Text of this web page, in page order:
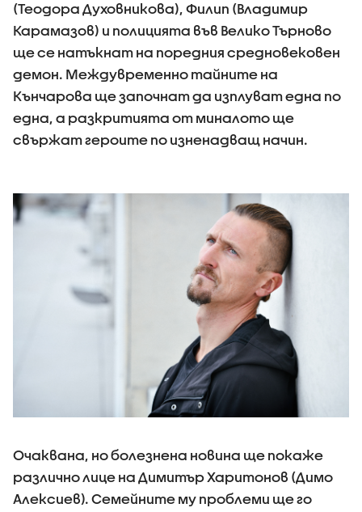
(Теодора Духовникова), Филип (Владимир
Карамазов) и полицията във Велико Търново
ще се натъкнат на поредния средновековен
демон. Междувременно тайните на
Кънчарова ще започнат да изплуват една по
една, а разкритията от миналото ще
свържат героите по изненадващ начин.
Очаквана, но болезнена новина ще покаже
различно лице на Димитър Харитонов (Димо
Алексиев). Семейните му проблеми ще го